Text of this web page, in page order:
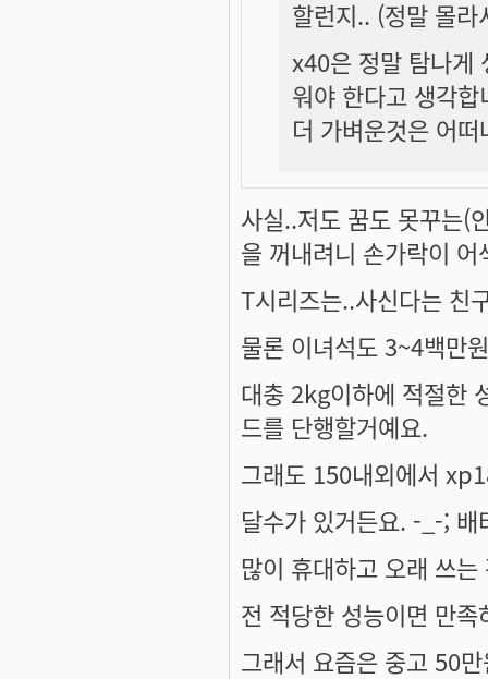
할런지.. (정말 몰
x40은 정말 탐나게
워야 한다고 생각합
더 가벼운것은 어
사실..저도 꿈도 못꾸는(
을 꺼내려니 손가락이
T시리즈는..사신다는 친
물론 이녀석도 3~4백만
대충 2kg이하에 적절한
드를 단행할거예요.
그래도 150내외에서
달수가 있거든요. -_-;
많이 휴대하고 오래 쓰
전 적당한 성능이면 만
그래서 요즘은 중고 50